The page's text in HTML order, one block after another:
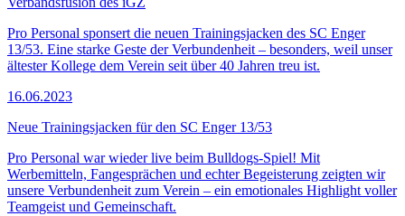
Pro Personal sponsert die neuen Trainingsjacken des SC Enger
13/53. Eine starke Geste der Verbundenheit – besonders, weil unser
ältester Kollege dem Verein seit über 40 Jahren treu ist.
16.06.2023
Neue Trainingsjacken für den SC Enger 13/53
Pro Personal war wieder live beim Bulldogs-Spiel! Mit
Werbemitteln, Fangesprächen und echter Begeisterung zeigten wir
unsere Verbundenheit zum Verein – ein emotionales Highlight voller
Teamgeist und Gemeinschaft.